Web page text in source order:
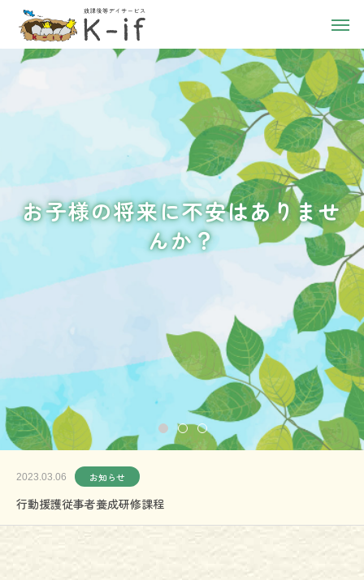
お子様の将来に不安はありませ
んか？
2023.03.06 お知らせ
行動援護従事者養成研修課程